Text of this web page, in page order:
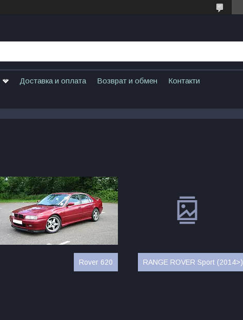
Доставка и оплата Возврат и обмен Контакти
Rover 620 RANGE ROVER Sport (2014>)